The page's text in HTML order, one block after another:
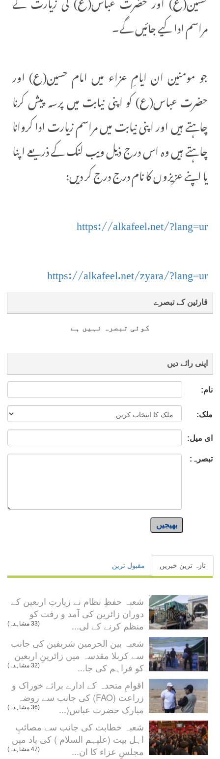
مراسم ادا کیے جائیں گے۔
جو مومنین ان ایامِ عزاء میں امام حسین(ع) اور
حضرت عباس(ع) کو اپنی نیابت میں پرسہ پیش کرنا
چاہتے ہیں اور اپنی نیابت میں مراسم زیارت ادا کروانا
چاہتے ہیں وہ اس درج ذیل ویب لنک کے ذریعے اپنا
یا اپنے عزیزوں کا نام درج درج کر دیں:
https://alkafeel.net/?lang=ur
https://alkafeel.net/zyara/?lang=ur
قارئین کے تبصرے
کوئی تبصرہ نہیں ہے
اپنی رائے دیں
نام:
ملک:
ای میل:
تبصرہ:
بھیجیں
تازہ ترین خبریں مقبول ترین
شعبہ حفظِ نظام نے زیارتِ اربعین کے
دوران زائرین کی آمد و رفت کو
منظم کرنے کے لی...
(33 مشاہدہ)
شعبہ بین الحرمین شریفین کی جانب
سے کربلا مقدسہ میں زائرینِ اربعین
کو فراہم کی جا...
(32 مشاہدہ)
اقوامِ متحدہ کے ادارے برائے خوراک و
زراعت (FAO) کی جانب سے روضہ
مبارک حضرت عباس(...
(36 مشاہدہ)
شعبہ خطابت کی جانب سے مصائبِ
اہل بیت (علیہم السلام ) کی یاد میں
مجلسِ عزاء کا ان...
(47 مشاہدہ)